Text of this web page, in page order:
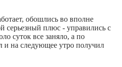
обошлись во вполне
серьезный плюс - управились с
суток все заняло, а по
и на следующее утро получил